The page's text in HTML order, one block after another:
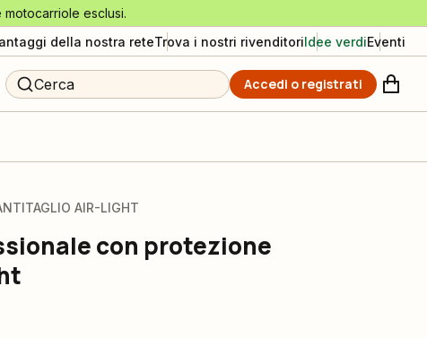
esclusi.
della nostra reteTrova i nostri rivenditoriIdee verdiEventi
Cerca Accedi o registrati
AIR-LIGHT
con protezione